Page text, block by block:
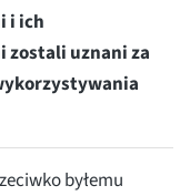
i ich
zostali uznani za
byłemu